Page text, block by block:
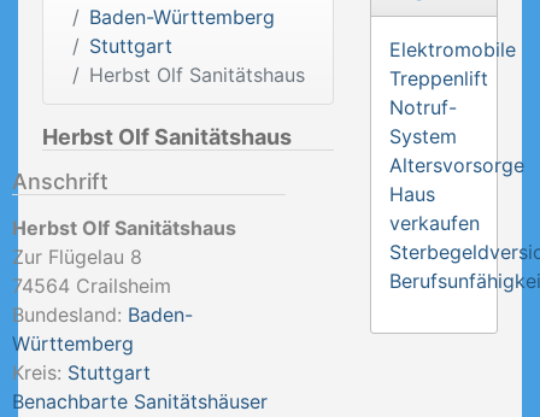
Baden-Württemberg
Stuttgart
Herbst Olf Sanitätshaus
Herbst Olf Sanitätshaus
Anschrift
Herbst Olf Sanitätshaus
Zur Flügelau 8
74564 Crailsheim
Bundesland: Baden-
Württemberg
Kreis: Stuttgart
Benachbarte Sanitätshäuser
Elektromobile
Treppenlift
Notruf-
System
Altersvorsorge
Haus
verkaufen